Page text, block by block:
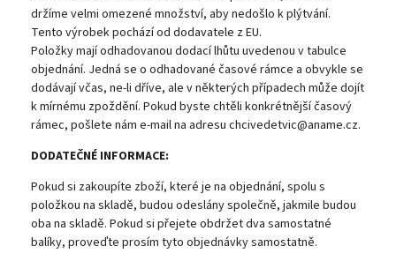
držíme velmi omezené množství, aby nedošlo k plýtvání.
Tento výrobek pochází od dodavatele z EU.
Položky mají odhadovanou dodací lhůtu uvedenou v tabulce
objednání. Jedná se o odhadované časové rámce a obvykle se
dodávají včas, ne-li dříve, ale v některých případech může dojít
k mírnému zpoždění. Pokud byste chtěli konkrétnější časový
rámec, pošlete nám e-mail na adresu chcivedetvic@aname.cz.
DODATEČNÉ INFORMACE:
Pokud si zakoupíte zboží, které je na objednání, spolu s
položkou na skladě, budou odeslány společně, jakmile budou
oba na skladě. Pokud si přejete obdržet dva samostatné
balíky, proveďte prosím tyto objednávky samostatně.